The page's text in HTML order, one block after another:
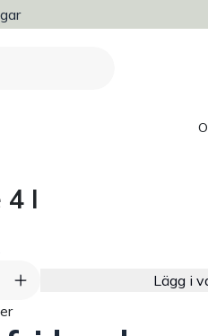
Trygg
4 l
Lägg i